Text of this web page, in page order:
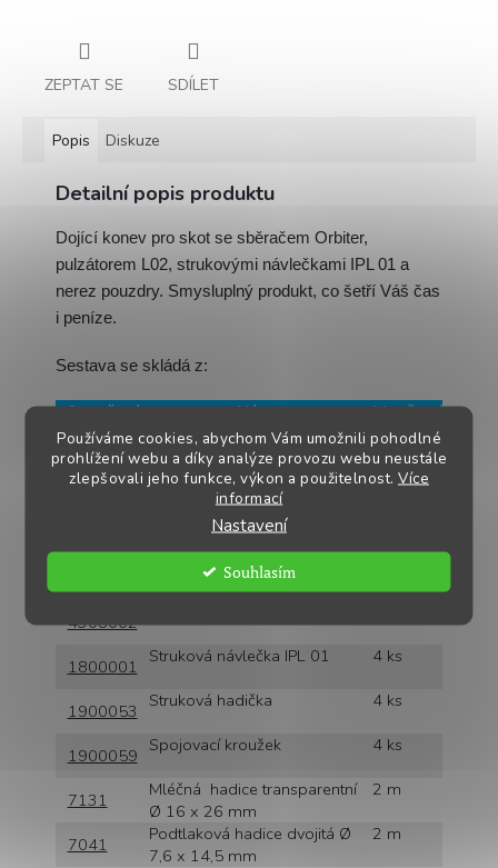
Používáme cookies, abychom Vám umožnili pohodlné
prohlížení webu a díky analýze provozu webu neustále
zlepšovali jeho funkce, výkon a použitelnost. Více
informací
Nastavení
Souhlasím
ZEPTAT SE SDÍLET
Popis Diskuze
Detailní popis produktu
Dojící konev pro skot se sběračem Orbiter,
pulzátorem L02, strukovými návlečkami IPL 01 a
nerez pouzdry. Smysluplný produkt, co šetří Váš čas
i peníze.
Sestava se skládá z:
Označení Název
Množství
2619001
Konev ECO 30 l 1 ks
3100053 Těsnění víka LIBERO 1 ks
Pulzátor L02, 60/40
Sběrač ORBITER 350 ccm
standardní držák
4308002
1800001 Struková návlečka IPL 01 4 ks
1900053 Struková hadička 4 ks
1900059 Spojovací kroužek 4 ks
7131
Mléčná hadice transparentní
Ø 16 x 26 mm
2 m
7041
Podtlaková hadice dvojitá Ø
7,6 x 14,5 mm
2 m